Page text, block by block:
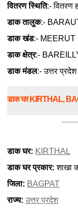
वितरण स्थिति:- वितरण
डाक तालुक:-
डाक खंड:- MEERUT
डाक क्षेत्र:-
डाक मंडल:- उत्तर प्रदेश
डाक घर KIRTHAL,
डाक घर: KIRTHAL
डाक घर प्रकार: शाखा
जिला: BAGPAT
राज्य: उत्तर प्रदेश